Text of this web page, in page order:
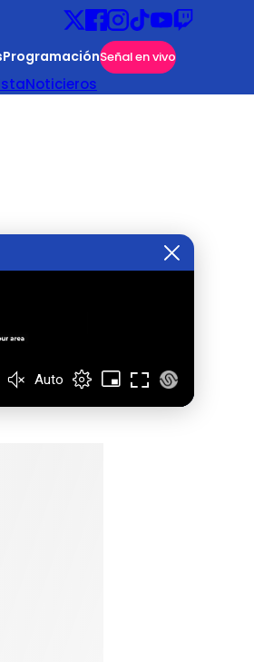
ProgramaciónSeñal en vivo
Noticieros